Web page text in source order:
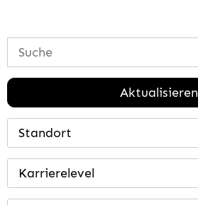
Aktualisieren
Standort
Karrierelevel